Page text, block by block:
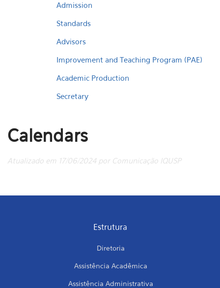
Admission
Standards
Advisors
Improvement and Teaching Program (PAE)
Academic Production
Secretary
Calendars
Atualizado em 17/06/2024 por Comunicação IQUSP
Estrutura
Diretoria
Assistência Acadêmica
Assistência Administrativa